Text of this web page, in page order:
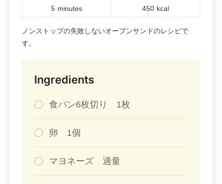
5 minutes
450 kcal
ノンストップの失敗しないオープンサンドのレシピで
す。
Ingredients
食パン6枚切り 1枚
卵 1個
マヨネーズ 適量